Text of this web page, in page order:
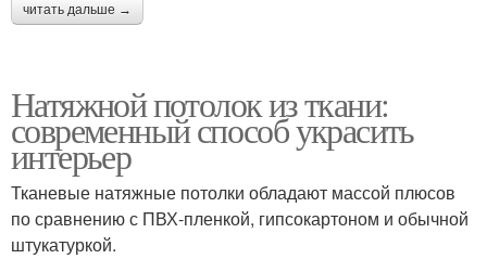
читать дальше →
Натяжной потолок из ткани:
современный способ украсить
интерьер
Тканевые натяжные потолки обладают массой плюсов
по сравнению с ПВХ-пленкой, гипсокартоном и обычной
штукатуркой.